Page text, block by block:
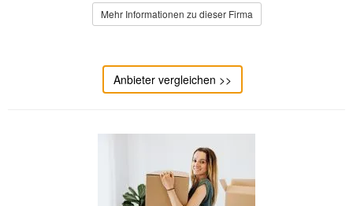
Mehr Informationen zu dieser Firma
Anbieter vergleichen >>